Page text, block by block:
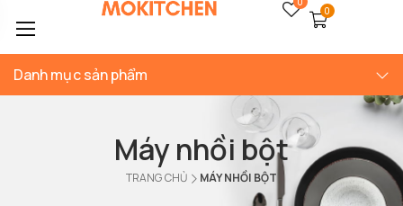
0
Danh mục sản phẩm
Máy nhồi bột
TRANG CHỦ MÁY NHỒI BỘT